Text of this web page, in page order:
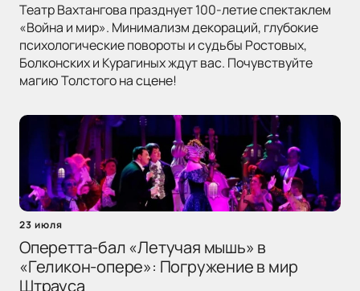
Театр Вахтангова празднует 100-летие спектаклем
«Война и мир». Минимализм декораций, глубокие
психологические повороты и судьбы Ростовых,
Болконских и Курагиных ждут вас. Почувствуйте
магию Толстого на сцене!
23 июля
Оперетта-бал «Летучая мышь» в
«Геликон-опере»: Погружение в мир
Штрауса